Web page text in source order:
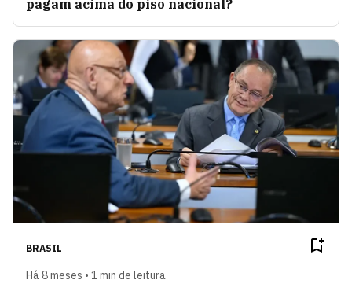
pagam acima do piso nacional?
BRASIL
Há 8 meses • 1 min de leitura